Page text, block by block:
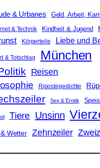
& Urbanes Geld, Arbeit,
& Technik Kindheit & Jugend
Körperteile Liebe und
& Totschlag München
Reisen
Ripostegedichte
Sex & Erotik
Tiere Unsinn
Wetter Zehnzeiler